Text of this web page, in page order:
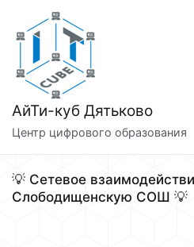
содержимому
АйТи-куб Дятьково
Центр цифрового образования
💡 Сетевое
Слободищенскую СОШ 💡